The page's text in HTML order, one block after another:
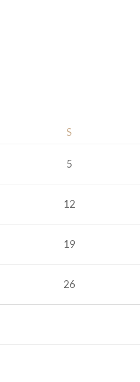
S
5
12
19
26